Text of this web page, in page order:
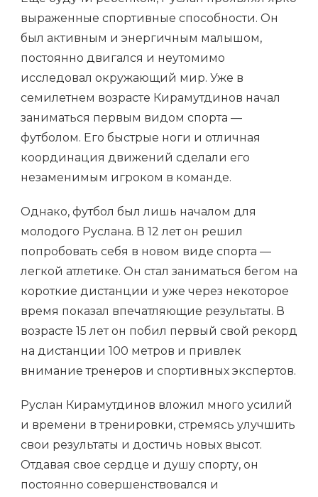
выраженные спортивные способности. Он
был активным и энергичным малышом,
постоянно двигался и неутомимо
исследовал окружающий мир. Уже в
семилетнем возрасте Кирамутдинов начал
заниматься первым видом спорта —
футболом. Его быстрые ноги и отличная
координация движений сделали его
незаменимым игроком в команде.
Однако, футбол был лишь началом для
молодого Руслана. В 12 лет он решил
попробовать себя в новом виде спорта —
легкой атлетике. Он стал заниматься бегом на
короткие дистанции и уже через некоторое
время показал впечатляющие результаты. В
возрасте 15 лет он побил первый свой рекорд
на дистанции 100 метров и привлек
внимание тренеров и спортивных экспертов.
Руслан Кирамутдинов вложил много усилий
и времени в тренировки, стремясь улучшить
свои результаты и достичь новых высот.
Отдавая свое сердце и душу спорту, он
постоянно совершенствовался и